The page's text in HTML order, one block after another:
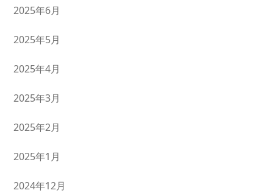
2025年6月
2025年5月
2025年4月
2025年3月
2025年2月
2025年1月
2024年12月